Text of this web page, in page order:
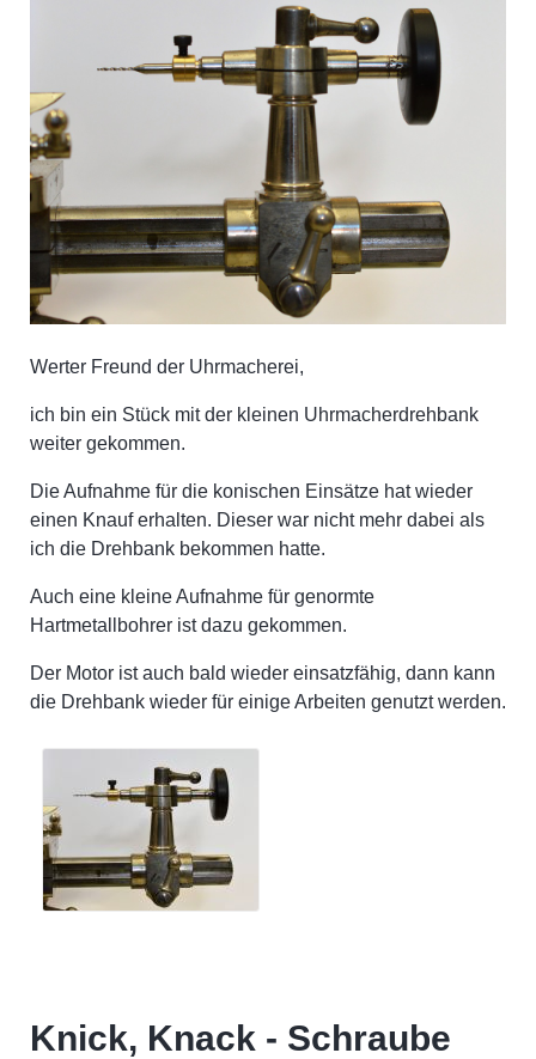
Werter Freund der Uhrmacherei,
ich bin ein Stück mit der kleinen Uhrmacherdrehbank
weiter gekommen.
Die Aufnahme für die konischen Einsätze hat wieder
einen Knauf erhalten. Dieser war nicht mehr dabei als
ich die Drehbank bekommen hatte.
Auch eine kleine Aufnahme für genormte
Hartmetallbohrer ist dazu gekommen.
Der Motor ist auch bald wieder einsatzfähig, dann kann
die Drehbank wieder für einige Arbeiten genutzt werden.
Knick, Knack - Schraube